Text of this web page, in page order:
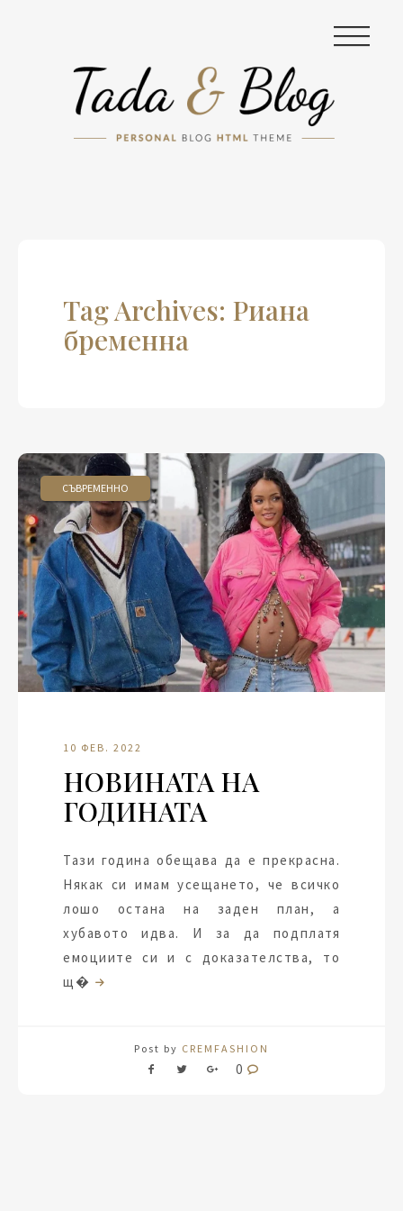
|||
Tag Archives: Риана
бременна
СЪВРЕМЕННО
10 ФЕВ. 2022
НОВИНАТА НА
ГОДИНАТА
Тази година обещава да е прекрасна.
Някак си имам усещането, че всичко
лошо остана на заден план, а
хубавото идва. И за да подплатя
емоциите си и с доказателства, то
щ�
Post by CREMFASHION
0